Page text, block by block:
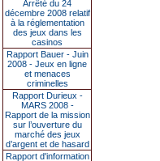
Arrêté du 24
décembre 2008 relatif
à la réglementation
des jeux dans les
casinos
Rapport Bauer - Juin
2008 - Jeux en ligne
et menaces
criminelles
Rapport Durieux -
MARS 2008 -
Rapport de la mission
sur l’ouverture du
marché des jeux
d’argent et de hasard
Rapport d'information